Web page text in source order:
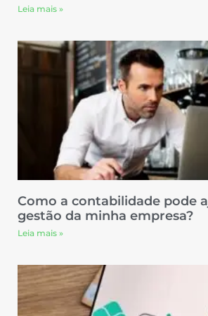
Leia mais »
Como a contabilidade pode
gestão da minha empresa?
Leia mais »